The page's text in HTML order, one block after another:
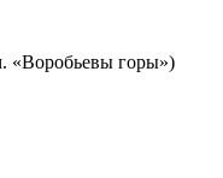
«Воробьевы горы»)